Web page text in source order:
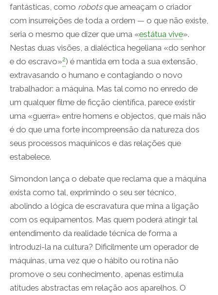
fantásticas, como robotsque ameaçam o criador
com insurreições de toda a ordem — o que não existe,
seria o mesmo que dizer que uma «estátua vive».
Nestas duas visões, a dialéctica hegeliana «do senhor
e do escravo»2) é mantida em toda a sua extensão,
extravasando o humano e contagiando o novo
trabalhador: a máquina. Mas tal como no enredo de
um qualquer filme de ficção científica, parece existir
uma «guerra» entre homens e objectos, que mais não
é do que uma forte incompreensão da natureza dos
seus processos maquínicos e das relações que
estabelece.
Simondon lança o debate que reclama que a máquina
exista como tal, exprimindo o seu ser técnico,
abolindo a lógica de escravatura que mina a ligação
com os equipamentos. Mas quem poderá atingir tal
entendimento da realidade técnica de forma a
introduzi-la na cultura? Dificilmente um operador de
máquinas, uma vez que o hábito ou rotina não
promove o seu conhecimento, apenas estimula
atitudes abstractas em relação aos aparelhos. O